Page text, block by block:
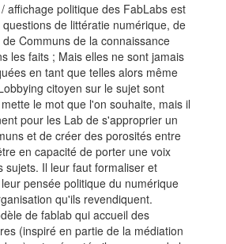
affichage politique des FabLabs est
de littératie numérique, de
Communs de la connaissance
les faits ; Mais elles ne sont jamais
en tant que telles alors même
citoyen sur le sujet sont
le mot que l'on souhaite, mais il
pour les Lab de s'approprier un
et de créer des porosités entre
en capacité de porter une voix
sujets. Il leur faut formaliser et
pensée politique du numérique
qu'ils revendiquent.
de fablab qui accueil des
(inspiré en partie de la médiation